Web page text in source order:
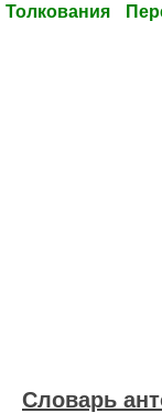
Толкования
Словарь